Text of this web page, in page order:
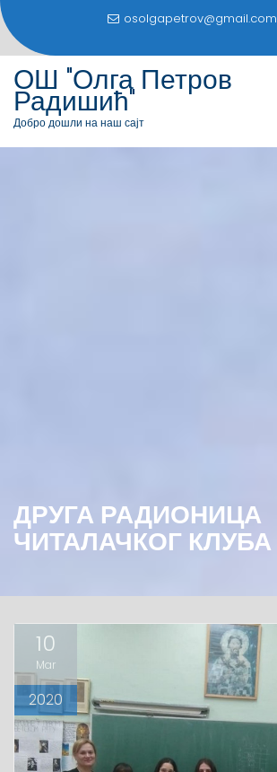
S
i
osolgapetrov@gmail.com
ОШ "Олга Петров
Радишић"
Добро дошли на наш сајт
ДРУГА РАДИОНИЦА
ЧИТАЛАЧКОГ КЛУБА
10
Mar
2020